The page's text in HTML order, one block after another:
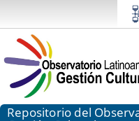
Repositorio del